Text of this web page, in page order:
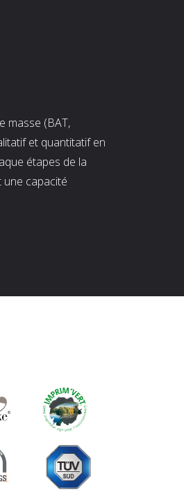
masse (BAT,
et quantitatif en
étapes de la
une capacité